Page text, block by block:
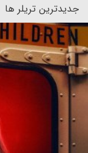
جدیدترین تریلر ها